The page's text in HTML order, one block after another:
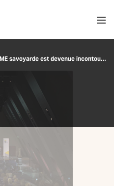
Comment une PME savoyarde est devenue incontournable dans l’industrie automobile mondiale